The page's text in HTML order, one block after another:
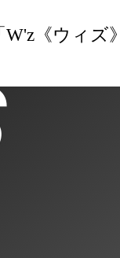
《ウィズ